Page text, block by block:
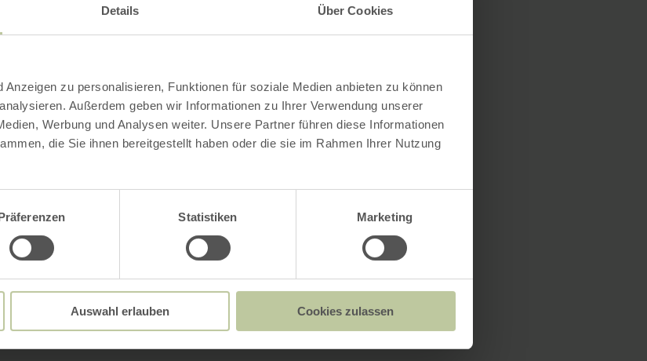
Details Über Cookies
zu personalisieren, Funktionen für soziale Medien anbieten zu können
Außerdem geben wir Informationen zu Ihrer Verwendung unserer
Werbung und Analysen weiter. Unsere Partner führen diese Informationen
die Sie ihnen bereitgestellt haben oder die sie im Rahmen Ihrer Nutzung
Statistiken Marketing
Auswahl erlauben Cookies zulassen